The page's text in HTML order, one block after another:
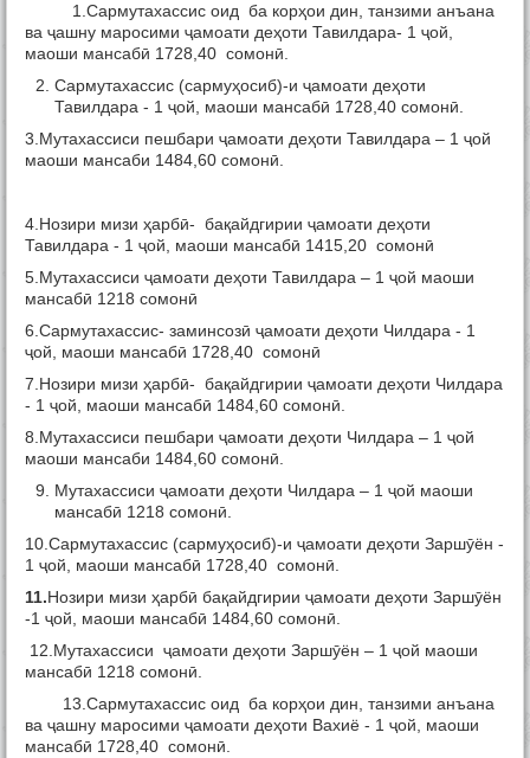
1.Сармутахассис оид ба корҳои дин, танзими анъана
ва ҷашну маросими ҷамоати деҳоти Тавилдара- 1 ҷой,
маоши мансабӣ 1728,40 сомонӣ.
Сармутахассис (сармуҳосиб)-и ҷамоати деҳоти
Тавилдара - 1 ҷой, маоши мансабӣ 1728,40 сомонӣ.
3.Мутахассиси пешбари ҷамоати деҳоти Тавилдара – 1 ҷой
маоши мансаби 1484,60 сомонӣ.
4.Нозири мизи ҳарбӣ- бақайдгирии ҷамоати деҳоти
Тавилдара - 1 ҷой, маоши мансабӣ 1415,20 сомонӣ
5.Мутахассиси ҷамоати деҳоти Тавилдара – 1 ҷой маоши
мансабӣ 1218 сомонӣ
6.Сармутахассис- заминсозӣ ҷамоати деҳоти Чилдара - 1
ҷой, маоши мансабӣ 1728,40 сомонӣ
7.Нозири мизи ҳарбӣ- бақайдгирии ҷамоати деҳоти Чилдара
- 1 ҷой, маоши мансабӣ 1484,60 сомонӣ.
8.Мутахассиси пешбари ҷамоати деҳоти Чилдара – 1 ҷой
маоши мансаби 1484,60 сомонӣ.
Мутахассиси ҷамоати деҳоти Чилдара – 1 ҷой маоши
мансабӣ 1218 сомонӣ.
10.Сармутахассис (сармуҳосиб)-и ҷамоати деҳоти Заршӯён -
1 ҷой, маоши мансабӣ 1728,40 сомонӣ.
11.Нозири мизи ҳарбӣ бақайдгирии ҷамоати деҳоти Заршӯён
-1 ҷой, маоши мансабӣ 1484,60 сомонӣ.
12.Мутахассиси ҷамоати деҳоти Заршӯён – 1 ҷой маоши
мансабӣ 1218 сомонӣ.
13.Сармутахассис оид ба корҳои дин, танзими анъана
ва ҷашну маросими ҷамоати деҳоти Вахиё - 1 ҷой, маоши
мансабӣ 1728,40 сомонӣ.